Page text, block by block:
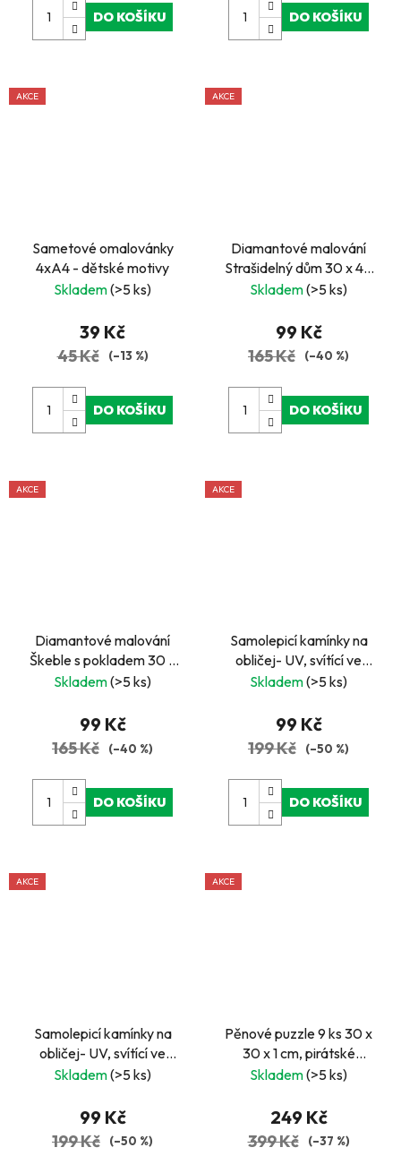
DO KOŠÍKU DO KOŠÍKU
AKCE
Sametové omalovánky
4xA4 - dětské motivy
Skladem(>5 ks)
39 Kč
45 Kč (–13 %)
DO KOŠÍKU
AKCE
Diamantové malování
Strašidelný dům 30 x 40
cm
Skladem(>5 ks)
99 Kč
165 Kč (–40 %)
DO KOŠÍKU
AKCE
Diamantové malování
Škeble s pokladem 30 x
40 cm
Skladem(>5 ks)
99 Kč
165 Kč (–40 %)
DO KOŠÍKU
AKCE
Samolepicí kamínky na
obličej- UV, svítící ve
tmě, kočičí oči
Skladem(>5 ks)
99 Kč
199 Kč (–50 %)
DO KOŠÍKU
AKCE
Samolepicí kamínky na
obličej- UV, svítící ve
tmě, hvězda
Skladem(>5 ks)
99 Kč
199 Kč (–50 %)
AKCE
Pěnové puzzle 9 ks 30 x
30 x 1 cm, pirátské
motivy
Skladem(>5 ks)
249 Kč
399 Kč (–37 %)